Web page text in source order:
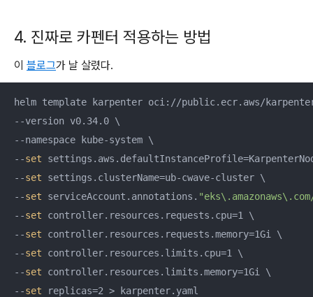
4. 진짜로 카펜터 적용하는 방법
이 블로그가 날 살렸다.
helm template karpenter oci://public.ecr.aws/
--version v0.34.0 \
--namespace kube-system \
--set
--set settings.clusterName=ub-cwave-cluster \
--set serviceAccount.annotations.
--set controller.resources.requests.cpu=1 \
--set controller.resources.requests.memory=1Gi \
--set controller.resources.limits.cpu=1 \
--set controller.resources.limits.memory=1Gi \
--set replicas=2 > karpenter.yaml